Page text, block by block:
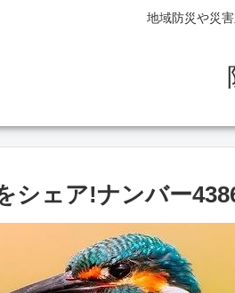
地域防災や災
シェア!ナンバー